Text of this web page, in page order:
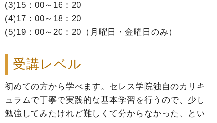
(3)15：00～16：20
(4)17：00～18：20
(5)19：00～20：20（月曜日・金曜日のみ）
受講レベル
初めての方から学べます。セレス学院独自のカリキ
ュラムで丁寧で実践的な基本学習を行うので、少し
勉強してみたけれど難しくて分からなかった、とい